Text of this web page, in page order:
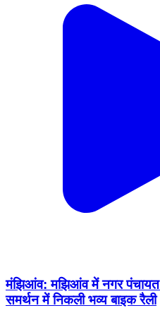
मंझिआंव: मझिआंव में नगर पंचायत
समर्थन में निकली भव्य बाइक रैली